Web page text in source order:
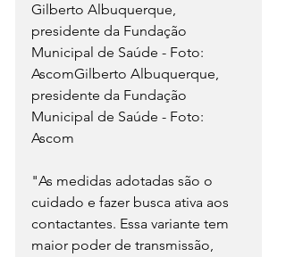
Gilberto Albuquerque,
presidente da Fundação
Municipal de Saúde - Foto:
AscomGilberto Albuquerque,
presidente da Fundação
Municipal de Saúde - Foto:
Ascom
"As medidas adotadas são o
cuidado e fazer busca ativa aos
contactantes. Essa variante tem
maior poder de transmissão,